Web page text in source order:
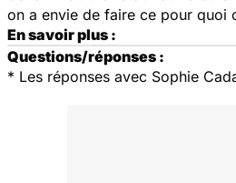
on a envie de faire ce pour quoi
En savoir plus :
Questions/réponses :
* Les réponses avec Sophie